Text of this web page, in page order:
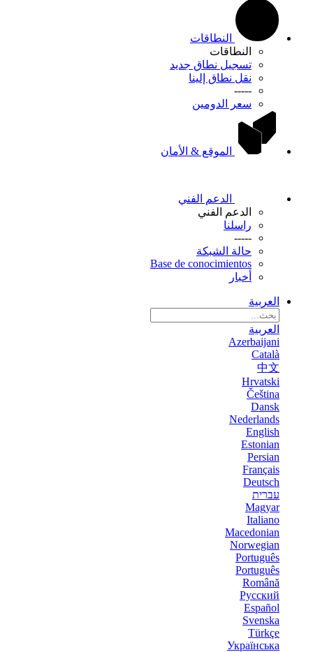
النطاقات
النطاقات
تسجيل نطاق جديد
نقل نطاق إلينا
-----
سعر الدومين
الموقع & الأمان
الدعم الفني
الدعم الفني
راسلنا
-----
حالة الشبكة
Base de conocimientos
أخبار
العربية
العربية
Azerbaijani
Català
中文
Hrvatski
Čeština
Dansk
Nederlands
English
Estonian
Persian
Français
Deutsch
עברית
Magyar
Italiano
Macedonian
Norwegian
Português
Português
Română
Русский
Español
Svenska
Türkçe
Українська